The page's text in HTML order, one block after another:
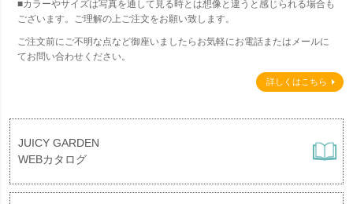
■カラーやサイズは写真を通して見る時とは想像と違うと感じられる場合も
ございます。ご理解の上ご注文をお願い致します。
ご注文前にご不明な点など御座いましたらお気軽にお電話またはメールに
てお問い合わせください。
詳しくはこちら
JUICY GARDEN
WEBカタログ